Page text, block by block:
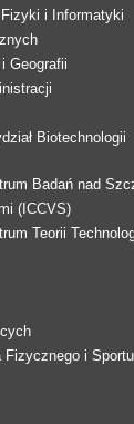
i Informatyki
Geografii
Biotechnologii
Badań nad
(ICCVS)
Teorii
Fizycznego i Sportu